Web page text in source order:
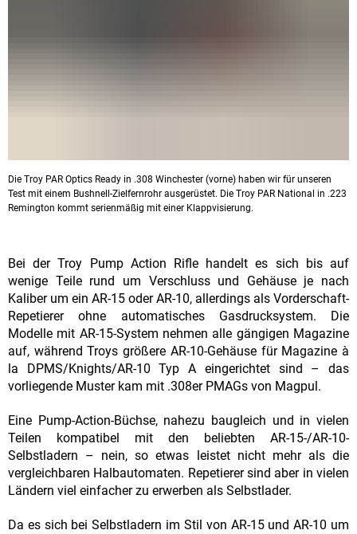
Die Troy PAR Optics Ready in .308 Winchester (vorne) haben wir für unseren
Test mit einem Bushnell-Zielfernrohr ausgerüstet. Die Troy PAR National in .223
Remington kommt serienmäßig mit einer Klappvisierung.
Bei der Troy Pump Action Rifle handelt es sich bis auf
wenige Teile rund um Verschluss und Gehäuse je nach
Kaliber um ein AR-15 oder AR-10, allerdings als Vorderschaft-
Repetierer ohne automatisches Gasdrucksystem. Die
Modelle mit AR-15-System nehmen alle gängigen Magazine
auf, während Troys größere AR-10-Gehäuse für Magazine à
la DPMS/Knights/AR-10 Typ A eingerichtet sind – das
vorliegende Muster kam mit .308er PMAGs von Magpul.
Eine Pump-Action-Büchse, nahezu baugleich und in vielen
Teilen kompatibel mit den beliebten AR-15-/AR-10-
Selbstladern – nein, so etwas leistet nicht mehr als die
vergleichbaren Halbautomaten. Repetierer sind aber in vielen
Ländern viel einfacher zu erwerben als Selbstlader.
Da es sich bei Selbstladern im Stil von AR-15 und AR-10 um